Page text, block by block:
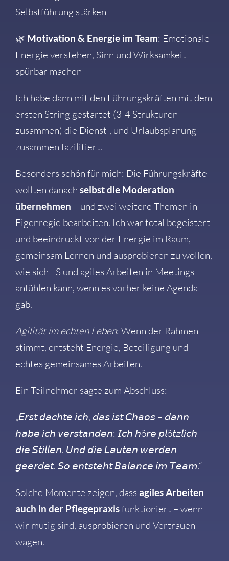
Selbstführung stärken
🌿 Motivation & Energie im Team: Emotionale
Energie verstehen, Sinn und Wirksamkeit
spürbar machen
Ich habe dann mit den Führungskräften mit dem
ersten String gestartet (3-4 Strukturen
zusammen) die Dienst-, und Urlaubsplanung
zusammen fazilitiert.
Besonders schön für mich: Die Führungskräfte
wollten danach selbst die Moderation
übernehmen – und zwei weitere Themen in
Eigenregie bearbeiten. Ich war total begeistert
und beeindruckt von der Energie im Raum,
gemeinsam Lernen und ausprobieren zu wollen,
wie sich LS und agiles Arbeiten in Meetings
anfühlen kann, wenn es vorher keine Agenda
gab.
Agilität im echten Leben: Wenn der Rahmen
stimmt, entsteht Energie, Beteiligung und
echtes gemeinsames Arbeiten.
Ein Teilnehmer sagte zum Abschluss:
„𝘌𝘳𝘴𝘵 𝘥𝘢𝘤𝘩𝘵𝘦 𝘪𝘤𝘩, 𝘥𝘢𝘴 𝘪𝘴𝘵 𝘊𝘩𝘢𝘰𝘴 – 𝘥𝘢𝘯𝘯
𝘩𝘢𝘣𝘦 𝘪𝘤𝘩 𝘷𝘦𝘳𝘴𝘵𝘢𝘯𝘥𝘦𝘯: 𝘐𝘤𝘩 𝘩ö𝘳𝘦 𝘱𝘭ö𝘵𝘻𝘭𝘪𝘤𝘩
𝘥𝘪𝘦 𝘚𝘵𝘪𝘭𝘭𝘦𝘯. 𝘜𝘯𝘥 𝘥𝘪𝘦 𝘓𝘢𝘶𝘵𝘦𝘯 𝘸𝘦𝘳𝘥𝘦𝘯
𝘨𝘦𝘦𝘳𝘥𝘦𝘵. 𝘚𝘰 𝘦𝘯𝘵𝘴𝘵𝘦𝘩𝘵 𝘉𝘢𝘭𝘢𝘯𝘤𝘦 𝘪𝘮 𝘛𝘦𝘢𝘮.“
Solche Momente zeigen, dass agiles Arbeiten
auch in der Pflegepraxisfunktioniert – wenn
wir mutig sind, ausprobieren und Vertrauen
wagen.